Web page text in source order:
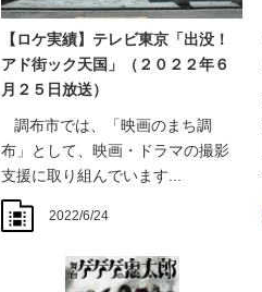
【ロケ実績】テレビ東京「出没！
アド街ック天国」（２０２２年６
月２５日放送）
調布市では、「映画のまち調
布」として、映画・ドラマの撮影
支援に取り組んでいます...
2022/6/24